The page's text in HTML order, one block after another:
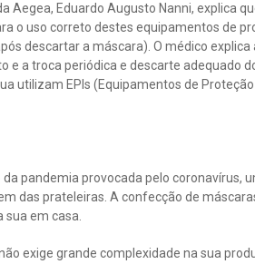
Aegea, Eduardo Augusto Nanni, explica
o uso correto destes equipamentos de
descartar a máscara). O médico explica
a troca periódica e descarte adequado
utilizam EPIs (Equipamentos de
pandemia provocada pelo coronavírus,
das prateleiras. A confecção de
em casa.
exige grande complexidade na sua